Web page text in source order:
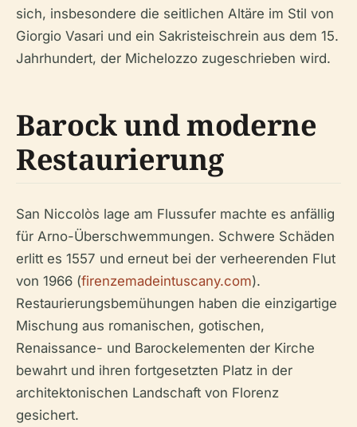
sich, insbesondere die seitlichen Altäre im Stil von
Giorgio Vasari und ein Sakristeischrein aus dem 15.
Jahrhundert, der Michelozzo zugeschrieben wird.
Barock und moderne
Restaurierung
San Niccolòs lage am Flussufer machte es anfällig
für Arno-Überschwemmungen. Schwere Schäden
erlitt es 1557 und erneut bei der verheerenden Flut
von 1966 (firenzemadeintuscany.com).
Restaurierungsbemühungen haben die einzigartige
Mischung aus romanischen, gotischen,
Renaissance- und Barockelementen der Kirche
bewahrt und ihren fortgesetzten Platz in der
architektonischen Landschaft von Florenz
gesichert.